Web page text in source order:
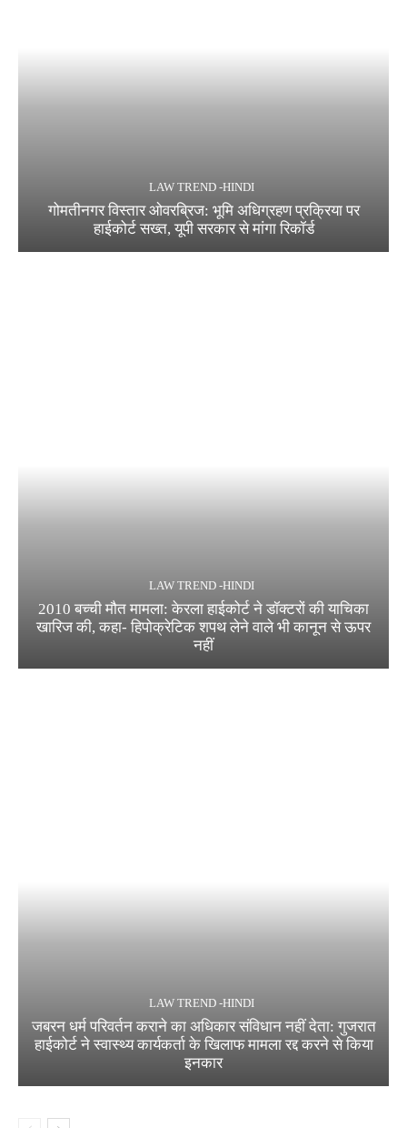
LAW TREND -HINDI
गोमतीनगर विस्तार ओवरब्रिज: भूमि अधिग्रहण प्रक्रिया पर
हाईकोर्ट सख्त, यूपी सरकार से मांगा रिकॉर्ड
LAW TREND -HINDI
2010 बच्ची मौत मामला: केरला हाईकोर्ट ने डॉक्टरों की याचिका
खारिज की, कहा- हिपोक्रेटिक शपथ लेने वाले भी कानून से ऊपर
नहीं
LAW TREND -HINDI
जबरन धर्म परिवर्तन कराने का अधिकार संविधान नहीं देता: गुजरात
हाईकोर्ट ने स्वास्थ्य कार्यकर्ता के खिलाफ मामला रद्द करने से किया
इनकार